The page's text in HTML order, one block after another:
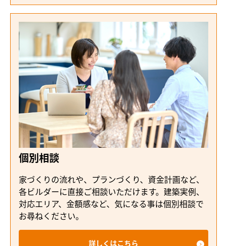
個別相談
家づくりの流れや、プランづくり、資金計画など、
各ビルダーに直接ご相談いただけます。建築実例、
対応エリア、金額感など、気になる事は個別相談で
お尋ねください。
詳しくはこちら